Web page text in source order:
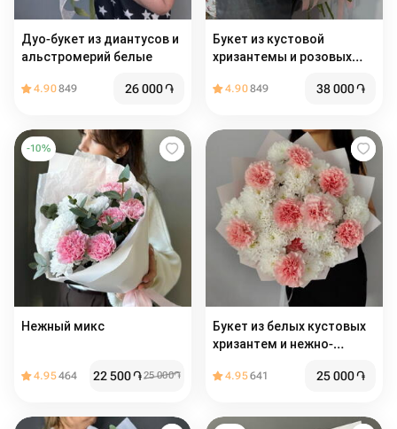
Дуо-букет из диантусов и
альстромерий белые
4.90849 26 000֏
Букет из кустовой
хризантемы и розовых
4.90849 38 000֏
-10%
Нежный микс
4.95464 22 500֏25 000֏
Букет из белых кустовых
хризантем и нежно-
4.95641 25 000֏